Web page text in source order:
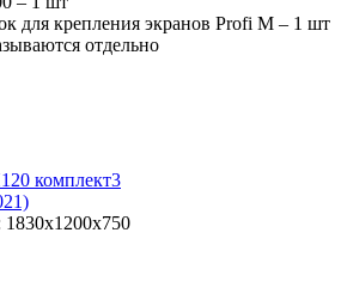
для крепления экранов Profi M – 1 шт
отдельно
комплект3